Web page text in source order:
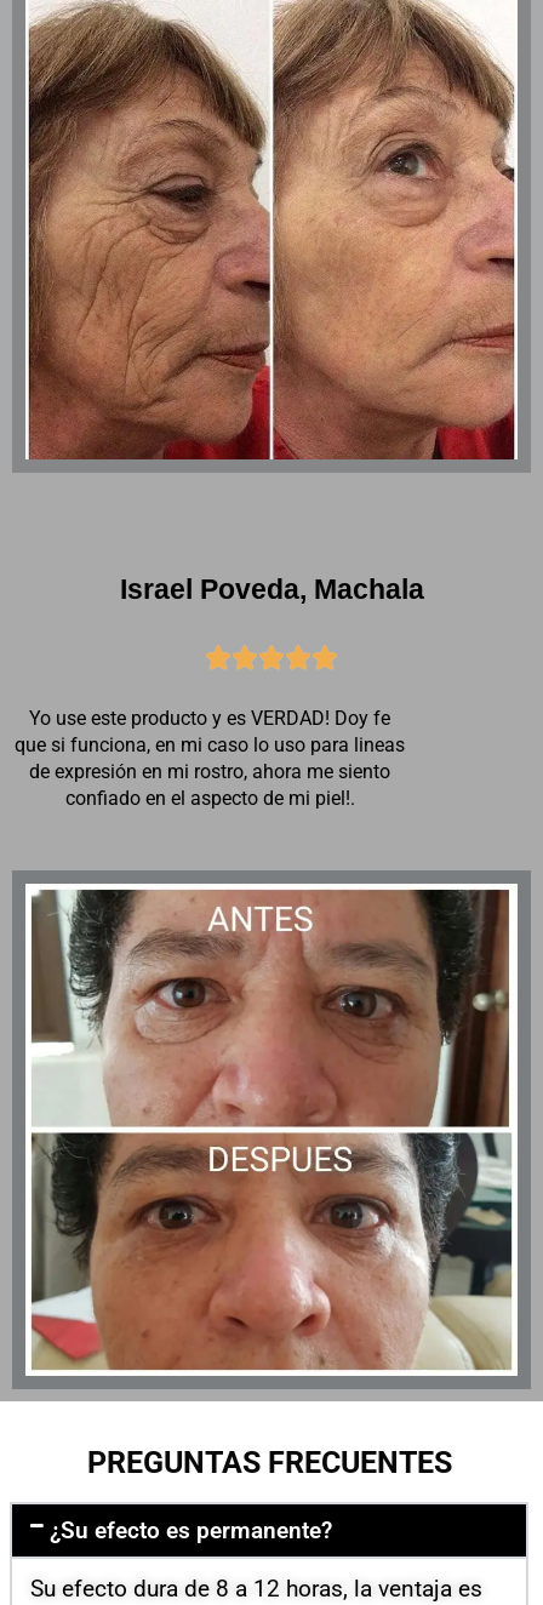
Israel Poveda, Machala

Yo use este producto y es VERDAD! Doy fe
que si funciona, en mi caso lo uso para lineas
de expresión en mi rostro, ahora me siento
confiado en el aspecto de mi piel!.
PREGUNTAS FRECUENTES
¿Su efecto es permanente?
Su efecto dura de 8 a 12 horas, la ventaja es